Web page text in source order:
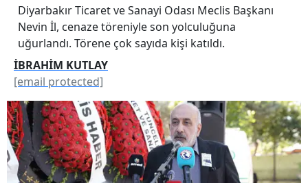
Diyarbakır Ticaret ve Sanayi Odası Meclis Başkanı
Nevin İl, cenaze töreniyle son yolculuğuna
uğurlandı. Törene çok sayıda kişi katıldı.
İBRAHİM KUTLAY
[email protected]